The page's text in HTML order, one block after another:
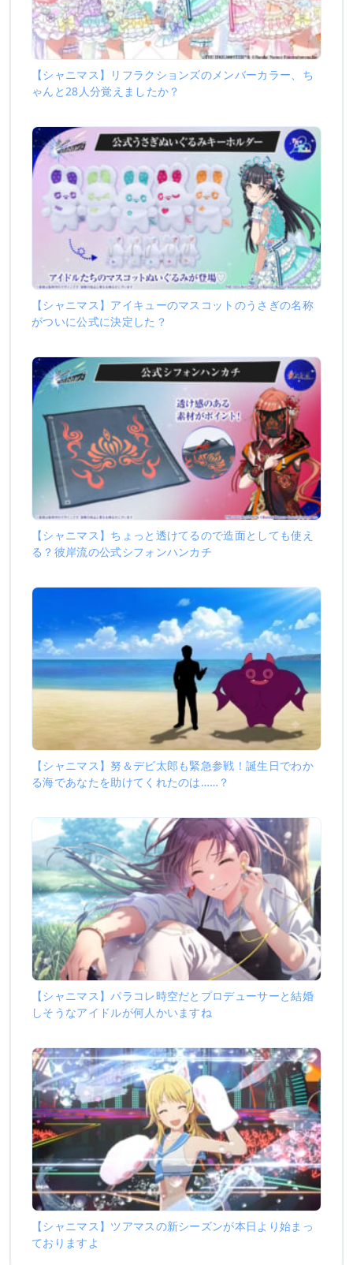
【シャニマス】リフラクションズのメンバーカラー、ち
ゃんと28人分覚えましたか？
【シャニマス】アイキューのマスコットのうさぎの名称
がついに公式に決定した？
【シャニマス】ちょっと透けてるので造面としても使え
る？彼岸流の公式シフォンハンカチ
【シャニマス】努＆デビ太郎も緊急参戦！誕生日でわか
る海であなたを助けてくれたのは……？
【シャニマス】パラコレ時空だとプロデューサーと結婚
しそうなアイドルが何人かいますね
【シャニマス】ツアマスの新シーズンが本日より始まっ
ておりますよ